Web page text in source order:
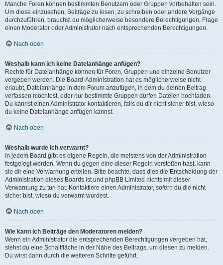
Manche Foren können bestimmten Benutzern oder Gruppen vorbehalten sein.
Um diese einzusehen, Beiträge zu lesen, zu schreiben oder andere Vorgänge
durchzuführen, brauchst du möglicherweise besondere Berechtigungen. Frage
einen Moderator oder Administrator nach entsprechenden Berechtigungen.
Nach oben
Weshalb kann ich keine Dateianhänge anfügen?
Rechte für Dateianhänge können für Foren, Gruppen und einzelne Benutzer
vergeben werden. Die Board-Administration hat es möglicherweise nicht
erlaubt, Dateianhänge in dem Forum anzufügen, in dem du deinen Beitrag
verfassen möchtest, oder nur bestimmte Gruppen dürfen Dateien hochladen.
Du kannst einen Administrator kontaktieren, falls du dir nicht sicher bist, wieso
du keine Dateianhänge anfügen kannst.
Nach oben
Weshalb wurde ich verwarnt?
In jedem Board gibt es eigene Regeln, die meistens von der Administration
festgelegt werden. Wenn du gegen eine dieser Regeln verstoßen hast, kann
sie dir eine Verwarnung erteilen. Bitte beachte, dass dies die Entscheidung der
Administration dieses Boards ist und phpBB Limited nichts mit dieser
Verwarnung zu tun hat. Kontaktiere einen Administrator, sofern du die nicht
sicher bist, wieso du verwarnt wurdest.
Nach oben
Wie kann ich Beiträge den Moderatoren melden?
Wenn ein Administrator die entsprechenden Berechtigungen vergeben hat,
siehst du eine Schaltfläche in der Nähe des Beitrags, um diesen zu melden.
Du wirst dann durch die weiteren Schritte geführt.